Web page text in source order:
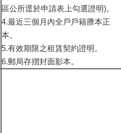
區公所逕於申請表上勾選證明)。
4.最近三個月內全戶戶籍謄本正
本。
5.有效期限之租賃契約證明。
6.郵局存摺封面影本。